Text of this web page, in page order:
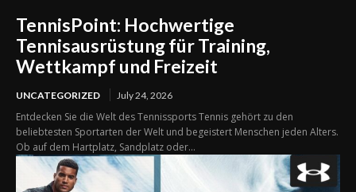
TennisPoint: Hochwertige
Tennisausrüstung für Training,
Wettkampf und Freizeit
UNCATEGORIZED July 24, 2026
Entdecken Sie die Welt des Tennissports Tennis gehört zu den
beliebtesten Sportarten der Welt und begeistert Menschen jeden Alters.
Ob auf dem Hartplatz, Sandplatz oder...